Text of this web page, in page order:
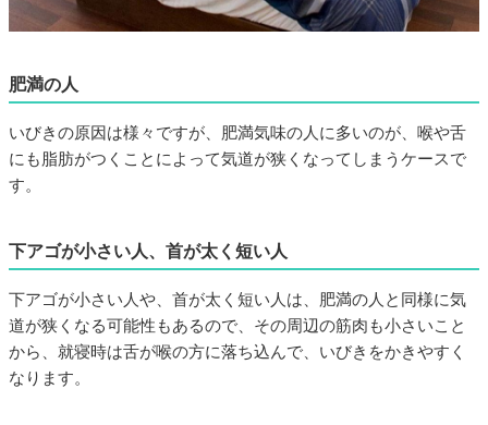
肥満の人
いびきの原因は様々ですが、肥満気味の人に多いのが、喉や舌
にも脂肪がつくことによって気道が狭くなってしまうケースで
す。
下アゴが小さい人、首が太く短い人
下アゴが小さい人や、首が太く短い人は、肥満の人と同様に気
道が狭くなる可能性もあるので、その周辺の筋肉も小さいこと
から、就寝時は舌が喉の方に落ち込んで、いびきをかきやすく
なります。